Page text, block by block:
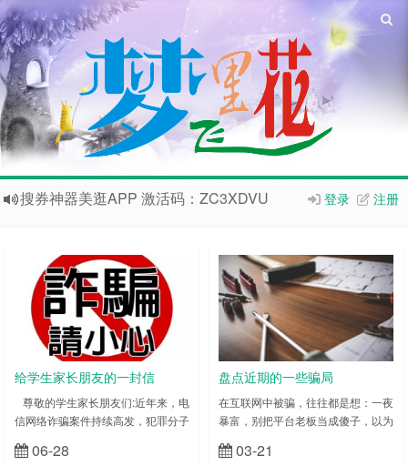
登录 注册
搜券神器美逛APP 激活码：ZC3XDVU
欢迎访问梦里飞花网站，电脑技术、命相卜医、新闻热点、特价推荐，欢迎访问
如果您觉得本站非常有看点，那么赶紧使用
Ctrl+D收藏本站
爱的店铺已经开张了哦，传送门：爱的店铺
给学生家长朋友的一封信
尊敬的学生家长朋友们:近年来，电
信网络诈骗案件持续高发，犯罪分子
网络诈骗犯罪，尤其针对学生和家长
06-28
盘点近期的一些骗局
在互联网中被骗，往往都是想：一夜
暴富，别把平台老板当成傻子，以为
台老板，会让大家都发财吗？谁来亏
03-21